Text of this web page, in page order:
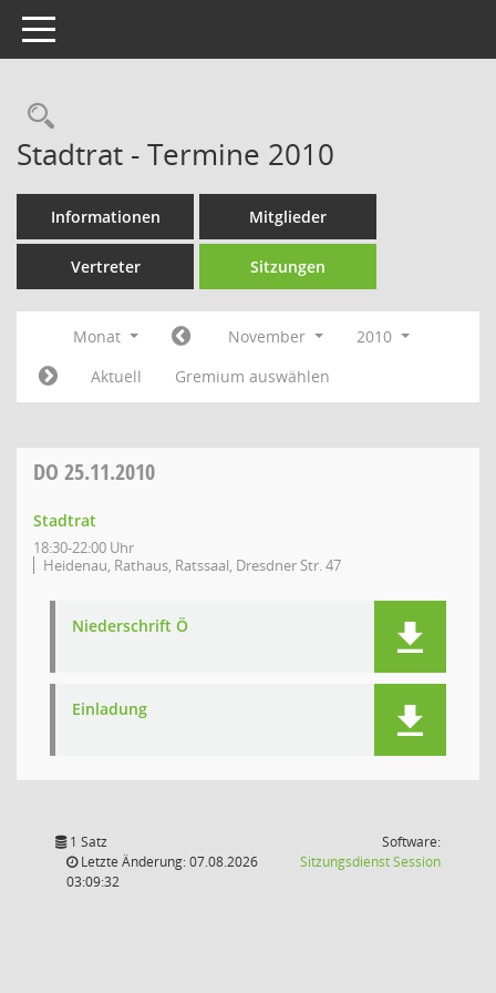
Toggle navigation
Rechercheauswahl
Stadtrat - Termine 2010
Informationen Mitglieder
Vertreter Sitzungen
Monat November
2010
Aktuell
Gremium auswählen
DO 25.11.2010
Stadtrat
18:30-22:00 Uhr
Heidenau, Rathaus, Ratssaal, Dresdner Str. 47
Niederschrift Ö
Einladung
1 Satz
Letzte Änderung: 07.08.2026
03:09:32
Software:
SitzungsdienstSession(Wird in